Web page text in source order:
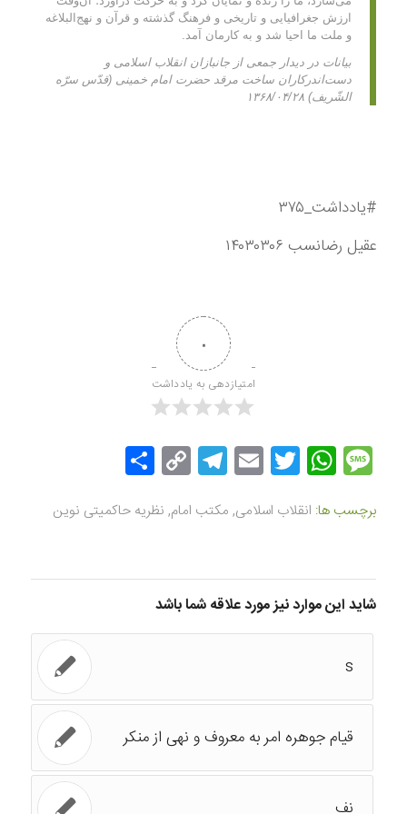
ارزش جغرافیایی و تاریخی و فرهنگ گذشته و قرآن و نهج‌البلاغه
و ملت ما احیا شد و به کارمان آمد.
بیانات در دیدار جمعى از جانبازان انقلاب اسلامى و
دست‌اندرکاران ساخت مرقد حضرت امام خمینى (قدّس سرّه
الشّریف) ۱۳۶۸/۰۴/۲۸
#یادداشت_۳۷۵
عقیل رضانسب ۱۴۰۳۰۳۰۶
۰
امتیازدهی به یادداشت
Message
WhatsApp
Twitter
Email
Telegram
Copy
Link
اشتراک
گذاری برچسب ها: انقلاب اسلامی, مکتب امام, نظریه حاکمیتی نوین
شاید این موارد نیز مورد علاقه شما باشد
s
قیام جوهره امر به معروف و نهی از منکر
نف